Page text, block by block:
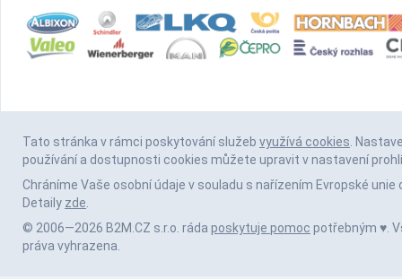
Tato stránka v rámci poskytování služeb využívá cookies.
používání a dostupnosti cookies můžete upravit v nastavení
Chráníme Vaše osobní údaje v souladu s nařízením Evropské unie
Detaily zde.
© 2006—2026 B2M.CZ s.r.o. ráda poskytuje pomoc potřebným ♥️.
práva vyhrazena.